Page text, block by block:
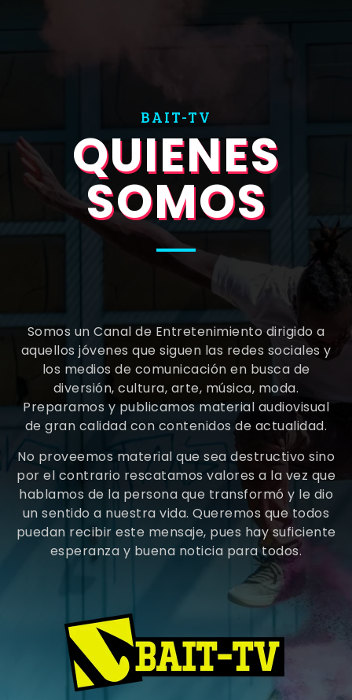
BAIT-TV
QUIENES
SOMOS
Somos un Canal de Entretenimiento dirigido a
aquellos jóvenes que siguen las redes sociales y
los medios de comunicación en busca de
diversión, cultura, arte, música, moda.
Preparamos y publicamos material audiovisual
de gran calidad con contenidos de actualidad.
No proveemos material que sea destructivo sino
por el contrario rescatamos valores a la vez que
hablamos de la persona que transformó y le dio
un sentido a nuestra vida. Queremos que todos
puedan recibir este mensaje, pues hay suficiente
esperanza y buena noticia para todos.